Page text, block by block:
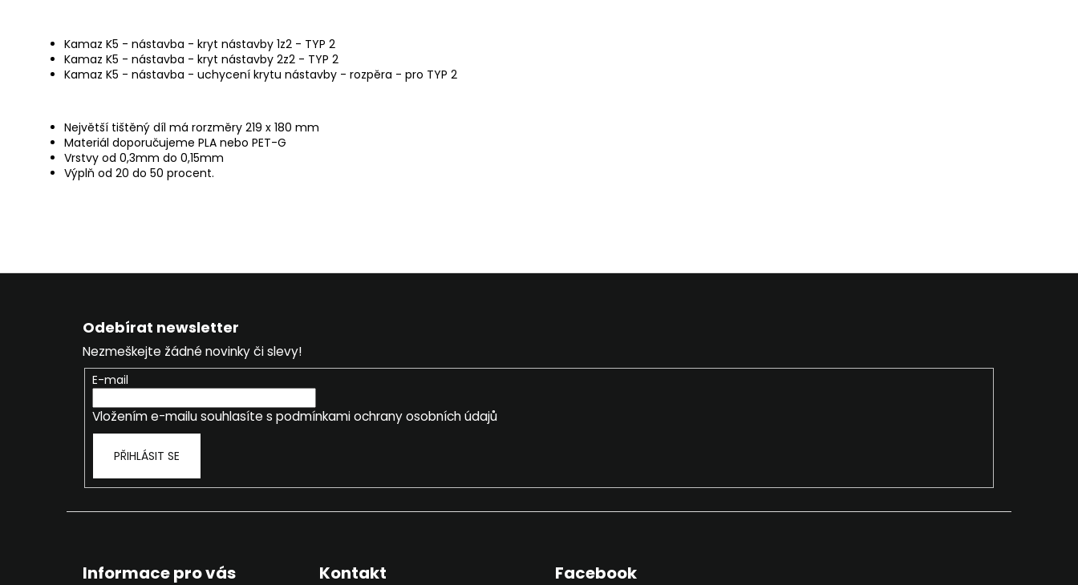
Kamaz K5 - nástavba - kryt nástavby 1z2 - TYP 2
Kamaz K5 - nástavba - kryt nástavby 2z2 - TYP 2
Kamaz K5 - nástavba - uchycení krytu nástavby - rozpěra - pro TYP 2
Největší tištěný díl má rorzměry 219 x 180 mm
Materiál doporučujeme PLA nebo PET-G
Vrstvy od 0,3mm do 0,15mm
Výplň od 20 do 50 procent.
Odebírat newsletter
Nezmeškejte žádné novinky či slevy!
E-mail
Vložením e-mailu souhlasíte s podmínkami ochrany osobních údajů
PŘIHLÁSIT SE
Informace pro vás Kontakt Facebook